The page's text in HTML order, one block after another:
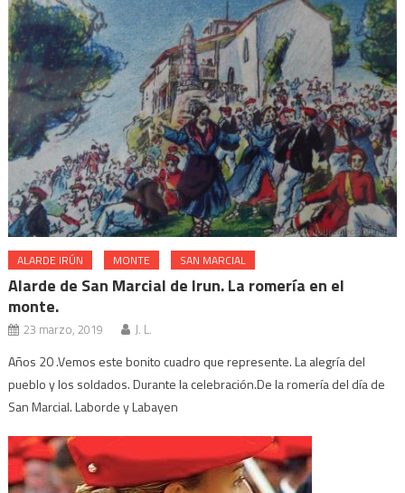
ALARDE IRÚN MONTE SAN MARCIAL
Alarde de San Marcial de Irun. La romería en el
monte.
23 marzo, 2019 J. L.
Años 20 .Vemos este bonito cuadro que represente. La alegría del
pueblo y los soldados. Durante la celebración.De la romería del día de
San Marcial. Laborde y Labayen